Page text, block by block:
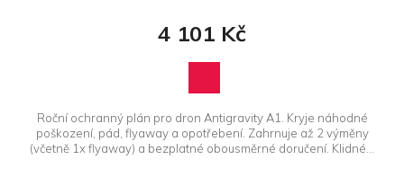
4 101 Kč
Roční ochranný plán pro dron Antigravity A1. Kryje náhodné
poškození, pád, flyaway a opotřebení. Zahrnuje až 2 výměny
(včetně 1x flyaway) a bezplatné obousměrné doručení. Klidné...